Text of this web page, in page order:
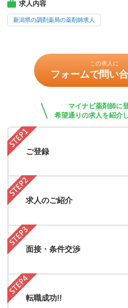
求人内容
新潟県の調剤薬局の薬剤師求人
この求人に
フォームで問い
マイナビ薬剤師に
希望通りの求人を紹介
ご登録
求人のご紹介
面接・条件交渉
転職成功!!